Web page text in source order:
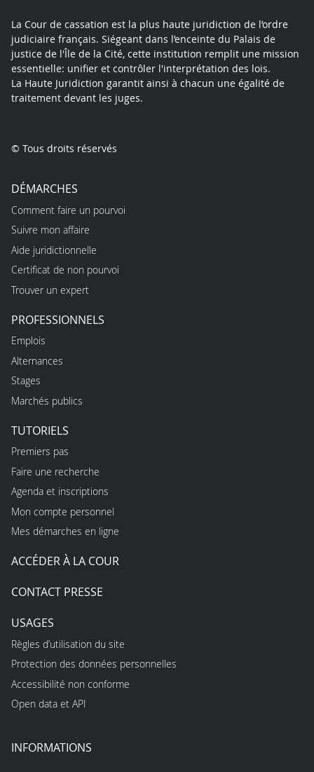
La Cour de cassation est la plus haute juridiction de l’ordre
judiciaire français. Siégeant dans l’enceinte du Palais de
justice de l'Île de la Cité, cette institution remplit une mission
essentielle: unifier et contrôler l'interprétation des lois.
La Haute Juridiction garantit ainsi à chacun une égalité de
traitement devant les juges.
© Tous droits réservés
DÉMARCHES
Comment faire un pourvoi
Suivre mon affaire
Aide juridictionnelle
Certificat de non pourvoi
Trouver un expert
PROFESSIONNELS
Emplois
Alternances
Stages
Marchés publics
TUTORIELS
Premiers pas
Faire une recherche
Agenda et inscriptions
Mon compte personnel
Mes démarches en ligne
ACCÉDER À LA COUR
CONTACT PRESSE
USAGES
Règles d’utilisation du site
Protection des données personnelles
Accessibilité non conforme
Open data et API
INFORMATIONS